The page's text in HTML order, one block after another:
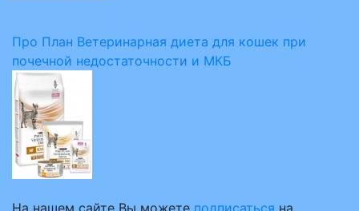
Про План Ветеринарная диета для кошек при
почечной недостаточности и МКБ
На нашем сайте Вы можете подписаться на